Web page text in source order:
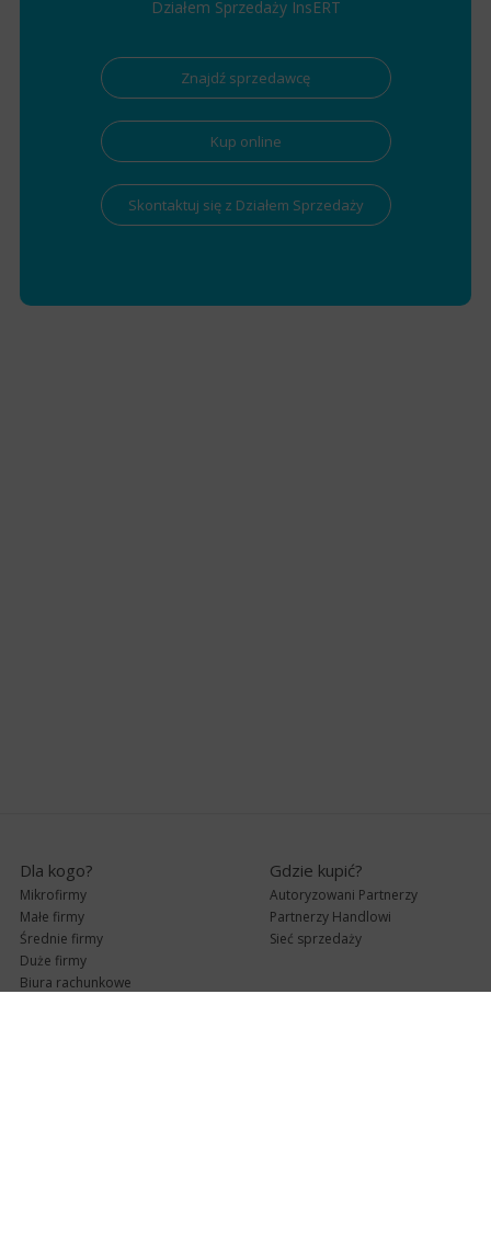
Działem Sprzedaży InsERT
Znajdź sprzedawcę
Kup online
Skontaktuj się z Działem Sprzedaży
Dla kogo?
Mikrofirmy
Małe firmy
Średnie firmy
Duże firmy
Biura rachunkowe
Gdzie kupić?
Autoryzowani Partnerzy
Partnerzy Handlowi
Sieć sprzedaży